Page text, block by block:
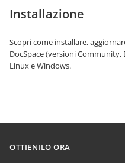
Installazione
Scopri come installare,
DocSpace (versioni
Linux e Windows.
OTTIENILO ORA